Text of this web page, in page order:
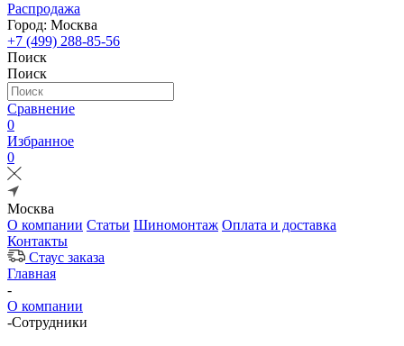
Распродажа
Город: Москва
+7 (499) 288-85-56
Поиск
Поиск
Сравнение
0
Избранное
0
Москва
О компании Статьи Шиномонтаж Оплата и доставка
Контакты
Стаус заказа
Главная
-
О компании
-Сотрудники